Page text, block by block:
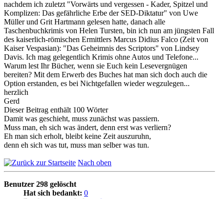
nachdem ich zuletzt "Vorwärts und vergessen - Kader, Spitzel und
Komplizen: Das gefährliche Erbe der SED-Diktatur" von Uwe
Müller und Grit Hartmann gelesen hatte, danach alle
Taschenbuchkrimis von Helen Tursten, bin ich nun am jüngsten Fall
des kaiserlich-römischen Ermittlers Marcus Didius Falco (Zeit von
Kaiser Vespasian): "Das Geheimnis des Scriptors" von Lindsey
Davis. Ich mag gelegentlich Krimis ohne Autos und Telefone...
Warum lest Ihr Bücher, wenn sie Euch kein Lesevergnügen
bereiten? Mit dem Erwerb des Buches hat man sich doch auch die
Option erstanden, es bei Nichtgefallen wieder wegzulegen...
herzlich
Gerd
Dieser Beitrag enthält 100 Wörter
Damit was geschieht, muss zunächst was passiern.
Muss man, eh sich was ändert, denn erst was verliern?
Eh man sich erholt, bleibt keine Zeit auszuruhn,
denn eh sich was tut, muss man selber was tun.
Nach oben
Benutzer 298 gelöscht
Hat sich bedankt: 0